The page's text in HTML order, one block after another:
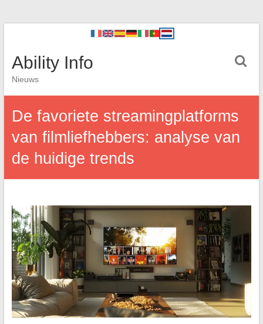
Ability Info
Nieuws
De favoriete streamingplatforms
van filmliefhebbers: analyse van
de huidige trends